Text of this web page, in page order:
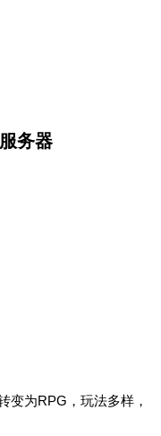
务器
变为RPG，玩法多样，